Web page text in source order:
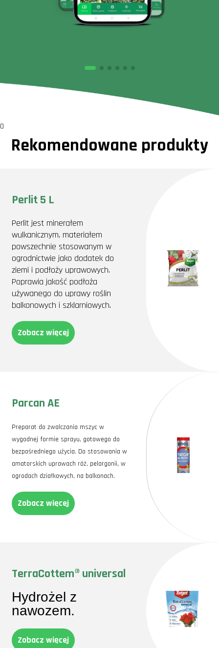
0
Rekomendowane produkty
Perlit 5 L
Perlit jest minerałem
wulkanicznym, materiałem
powszechnie stosowanym w
ogrodnictwie jako dodatek do
ziemi i podłoży uprawowych.
Poprawia jakość podłoża
używanego do uprawy roślin
balkonowych i szklarniowych.
Zobacz więcej
Parcan AE
Preparat do zwalczania mszyc w
wygodnej formie sprayu, gotowego do
bezpośredniego użycia. Do stosowania w
amatorskich uprawach róż, pelargonii, w
ogrodach działkowych, na balkonach.
Zobacz więcej
TerraCottem® universal
Hydrożel z
nawozem.
Zobacz więcej